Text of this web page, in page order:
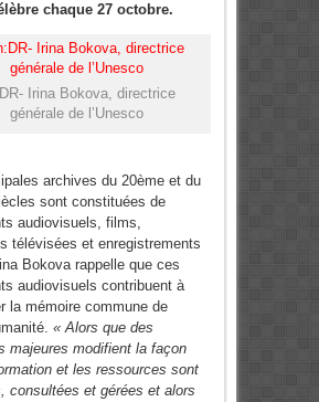
chaque 27 octobre.
Irina Bokova, directrice
générale de l’Unesco
archives du 20ème et du
sont constituées de
audiovisuels, films,
télévisées et enregistrements
Bokova rappelle que ces
audiovisuels contribuent à
la mémoire commune de
« Alors que des
majeures modifient la façon
et les ressources sont
consultées et gérées et alors